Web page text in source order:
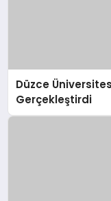
Düzce
Gerçekleştirdi